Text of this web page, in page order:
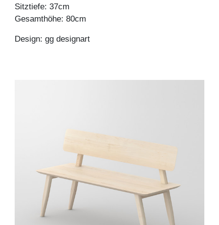
Sitztiefe: 37cm
Gesamthöhe: 80cm
Design: gg designart